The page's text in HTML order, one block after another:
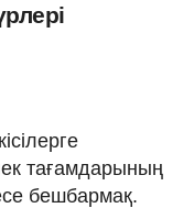
тағамдарының
бешбармақ.